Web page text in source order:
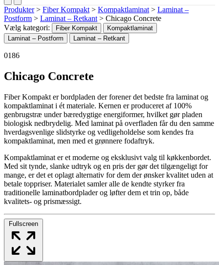
Produkter > Fiber Kompakt > Kompaktlaminat > Laminat –
Postform > Laminat – Retkant > Chicago Concrete
Vælg kategori:
Fiber Kompakt
Kompaktlaminat
Laminat – Postform
Laminat – Retkant
0186
Chicago Concrete
Fiber Kompakt er bordpladen der forener det bedste fra laminat og
kompaktlaminat i ét materiale. Kernen er produceret af 100%
genbrugstræ under bæredygtige energiformer, hvilket gør pladen
biologisk nedbrydelig. Med laminat på overfladen får du den samme
hverdagsvenlige slidstyrke og vedligeholdelse som kendes fra
kompaktlaminat, men med et grønnere fodaftryk.
Kompaktlaminat er et moderne og eksklusivt valg til køkkenbordet.
Med sit tynde, slanke udtryk og en pris der gør det tilgængeligt for
mange, er det et oplagt alternativ for dem der ønsker kvalitet uden at
betale toppriser. Materialet samler alle de kendte styrker fra
traditionelle laminatbordplader og løfter dem et trin op, både
kvalitets- og prismæssigt.
Fullscreen